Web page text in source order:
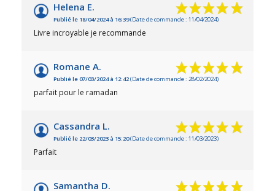
Helena E.
Publié le 18/04/2024 à 16:39(Date de commande : 11/04/2024)
Livre incroyable je recommande
Romane A.
Publié le 07/03/2024 à 12:42(Date de commande : 28/02/2024)
parfait pour le ramadan
Cassandra L.
Publié le 22/03/2023 à 15:20(Date de commande : 11/03/2023)
Parfait
Samantha D.